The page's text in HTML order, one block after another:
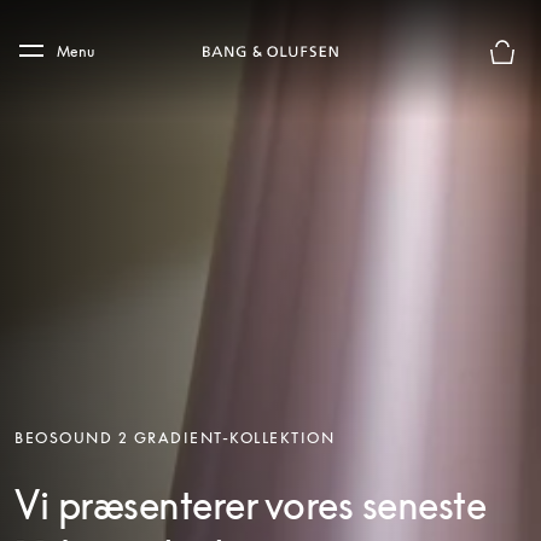
Skip to main footer
Menu
BEOSOUND 2 GRADIENT-KOLLEKTION
Vi præsenterer vores seneste